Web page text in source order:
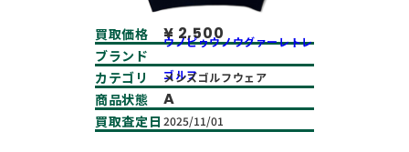
買取価格 ¥ 2,500
ブランド
ウノピゥウノウグァーレトレ
ゴルフ
カテゴリ メンズゴルフウェア
商品状態 A
買取査定日 2025/11/01